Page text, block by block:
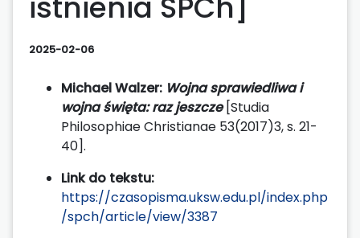
2025-02-06
Michael Walzer: Wojna sprawiedliwa i
wojna święta: raz jeszcze[Studia
Philosophiae Christianae 53(2017)3, s. 21-
40].
Link do tekstu:
https://czasopisma.uksw.edu.pl/index.php
/spch/article/view/3387